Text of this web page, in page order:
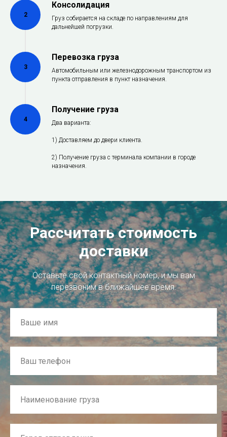
2
Консолидация
Груз собирается на складе по направлениям для
дальнейшей погрузки.
3
Перевозка груза
Автомобильным или железнодорожным транспортом из
пункта отправления в пункт назначения.
4
Получение груза
Два варианта:
1) Доставляем до двери клиента.
2) Получение груза с терминала компании в городе
назначения.
Рассчитать стоимость
доставки
Оставьте свой контактный номер, и мы вам
перезвоним в ближайшее время.